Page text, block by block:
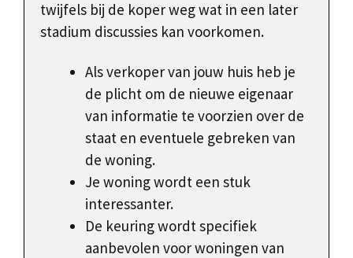
twijfels bij de koper weg wat in een later
stadium discussies kan voorkomen.
Als verkoper van jouw huis heb je
de plicht om de nieuwe eigenaar
van informatie te voorzien over de
staat en eventuele gebreken van
de woning.
Je woning wordt een stuk
interessanter.
De keuring wordt specifiek
aanbevolen voor woningen van